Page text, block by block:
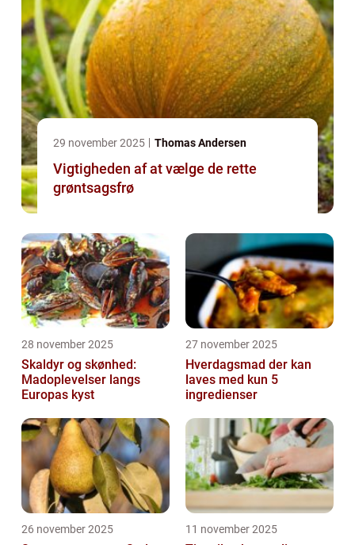
29 november 2025 Thomas Andersen
Vigtigheden af at vælge de rette
grøntsagsfrø
28 november 2025
Skaldyr og skønhed:
Madoplevelser langs
Europas kyst
27 november 2025
Hverdagsmad der kan
laves med kun 5
ingredienser
26 november 2025 11 november 2025